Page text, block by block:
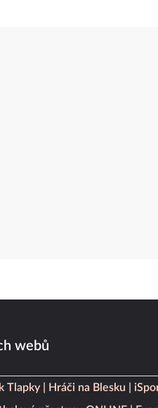
webů
Tlapky Hráči na Blesku